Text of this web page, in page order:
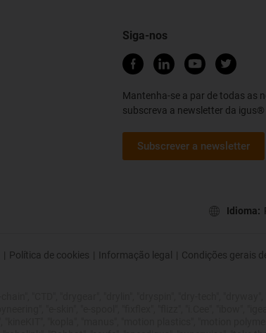
Siga-nos
Mantenha-se a par de todas as
subscreva a newsletter da igus®
Subscrever a newsletter
Idioma:
| Política de cookies | Informação legal | Condições gerais